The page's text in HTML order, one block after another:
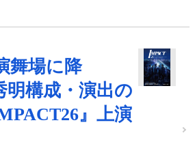
舞場に降
構成・演出の
』上演